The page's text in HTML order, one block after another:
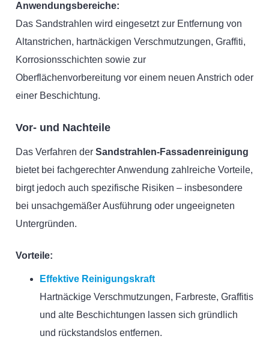
Anwendungsbereiche:
Das Sandstrahlen wird eingesetzt zur Entfernung von
Altanstrichen, hartnäckigen Verschmutzungen, Graffiti,
Korrosionsschichten sowie zur
Oberflächenvorbereitung vor einem neuen Anstrich oder
einer Beschichtung.
Vor- und Nachteile
Das Verfahren der Sandstrahlen-Fassadenreinigung
bietet bei fachgerechter Anwendung zahlreiche Vorteile,
birgt jedoch auch spezifische Risiken – insbesondere
bei unsachgemäßer Ausführung oder ungeeigneten
Untergründen.
Vorteile:
Effektive Reinigungskraft
Hartnäckige Verschmutzungen, Farbreste, Graffitis
und alte Beschichtungen lassen sich gründlich
und rückstandslos entfernen.